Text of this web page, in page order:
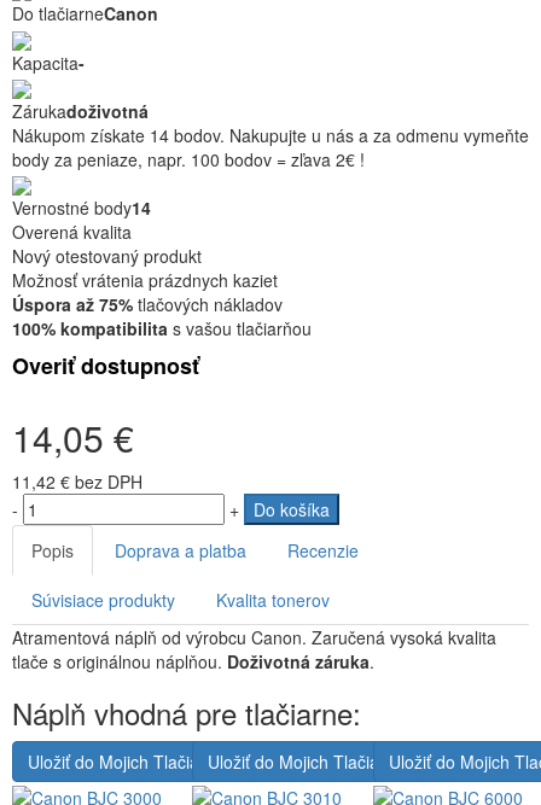
Do tlačiarneCanon
Kapacita-
Zárukadoživotná
Nákupom získate 14 bodov. Nakupujte u nás a za odmenu vymeňte
body za peniaze, napr. 100 bodov = zľava 2€ !
Vernostné body14
Overená kvalita
Nový otestovaný produkt
Možnosť vrátenia prázdnych kaziet
Úspora až 75% tlačových nákladov
100% kompatibilita s vašou tlačiarňou
Overiť dostupnosť
14,05 €
11,42 € bez DPH
-
+
Do košíka
Popis
Doprava a platba Recenzie
Súvisiace produkty
Kvalita tonerov
Atramentová náplň od výrobcu Canon. Zaručená vysoká kvalita
tlače s originálnou náplňou. Doživotná záruka.
Náplň vhodná pre tlačiarne:
Uložiť do Mojich TlačiarníUložiť do Mojich TlačiarníUložiť do Mojich